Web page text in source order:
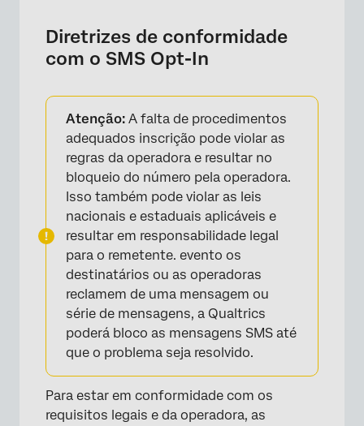
Diretrizes de conformidade
com o SMS Opt-In
Atenção: A falta de procedimentos
adequados inscrição pode violar as
regras da operadora e resultar no
bloqueio do número pela operadora.
Isso também pode violar as leis
nacionais e estaduais aplicáveis e
resultar em responsabilidade legal
para o remetente. evento os
destinatários ou as operadoras
reclamem de uma mensagem ou
série de mensagens, a Qualtrics
poderá bloco as mensagens SMS até
que o problema seja resolvido.
Para estar em conformidade com os
requisitos legais e da operadora, as